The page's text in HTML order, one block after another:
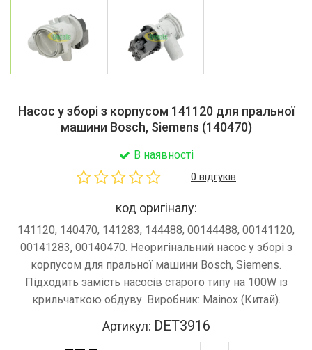
Насос у зборі з корпусом 141120 для пральної
машини Bosch, Siemens (140470)
В наявності
0 відгуків
код оригіналу:
141120, 140470, 141283, 144488, 00144488, 00141120,
00141283, 00140470. Неоригінальний насос у зборі з
корпусом для пральної машини Bosch, Siemens.
Підходить замість насосів старого типу на 100W із
крильчаткою обдуву. Виробник: Mainox (Китай).
Артикул: DET3916